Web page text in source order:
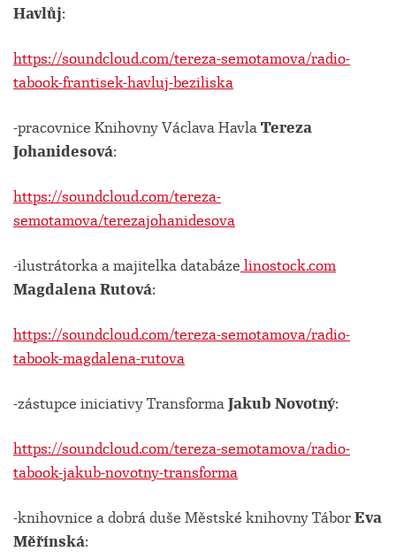
Havlůj:
https://soundcloud.com/tereza-semotamova/radio-
tabook-frantisek-havluj-beziliska
-pracovnice Knihovny Václava HavlaTereza
Johanidesová:
https://soundcloud.com/tereza-
semotamova/terezajohanidesova
-ilustrátorka a majitelka databáze linostock.com
Magdalena Rutová:
https://soundcloud.com/tereza-semotamova/radio-
tabook-magdalena-rutova
-zástupce iniciativy TransformaJakub Novotný:
https://soundcloud.com/tereza-semotamova/radio-
tabook-jakub-novotny-transforma
-knihovnice a dobrá duše Městské knihovny TáborEva
Měřínská: